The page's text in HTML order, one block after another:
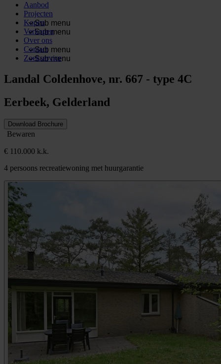
Aanbod
Projecten
Sub menu
Kopen
Sub menu
Verkopen
Over ons
Sub menu
Contact
Sub menu
Zoekservice
Landal Coldenhove, nr. 667 - type 4C
Eerbeek, Gelderland
Download Brochure
Bewaren
€ 110.000 k.k.
4 persoons recreatiewoning met huurgarantie